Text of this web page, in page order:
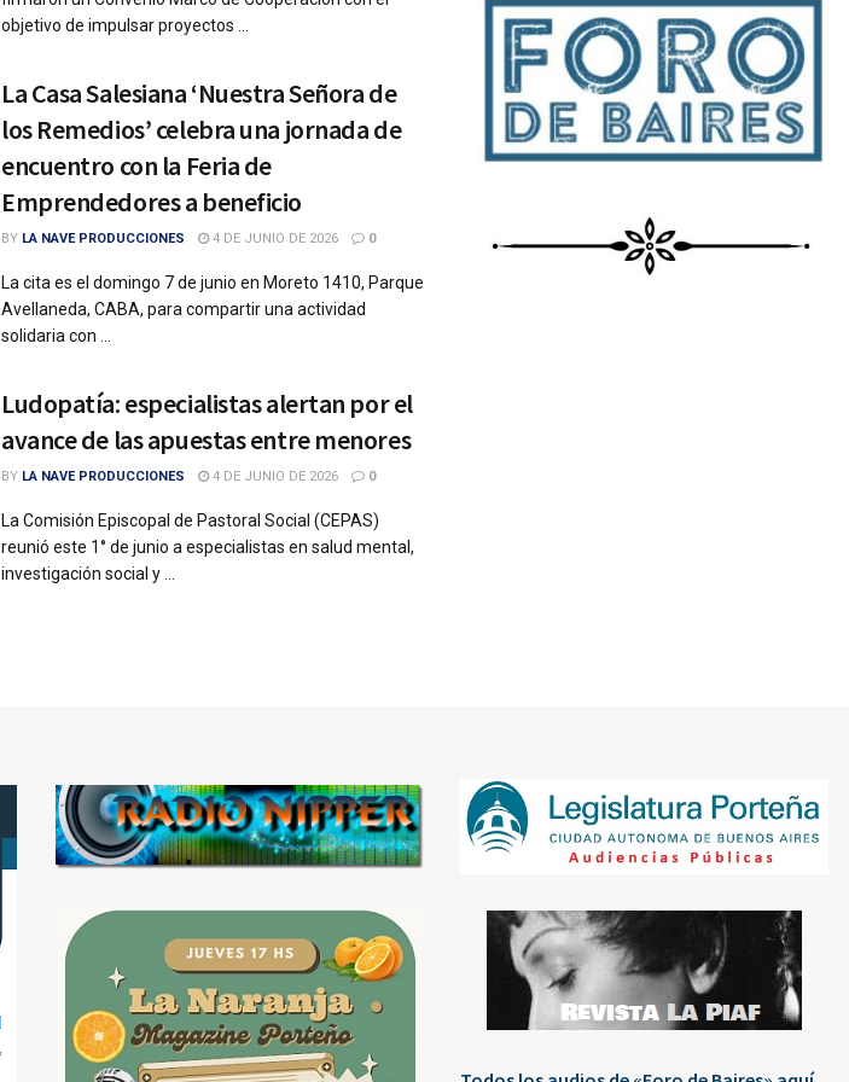
objetivo de impulsar proyectos ...
La Casa Salesiana ‘Nuestra Señora de
los Remedios’ celebra una jornada de
encuentro con la Feria de
Emprendedores a beneficio
BY LA NAVE PRODUCCIONES 4 DE JUNIO DE 2026 0
La cita es el domingo 7 de junio en Moreto 1410, Parque
Avellaneda, CABA, para compartir una actividad
solidaria con ...
Ludopatía: especialistas alertan por el
avance de las apuestas entre menores
BY LA NAVE PRODUCCIONES 4 DE JUNIO DE 2026 0
La Comisión Episcopal de Pastoral Social (CEPAS)
reunió este 1° de junio a especialistas en salud mental,
investigación social y ...